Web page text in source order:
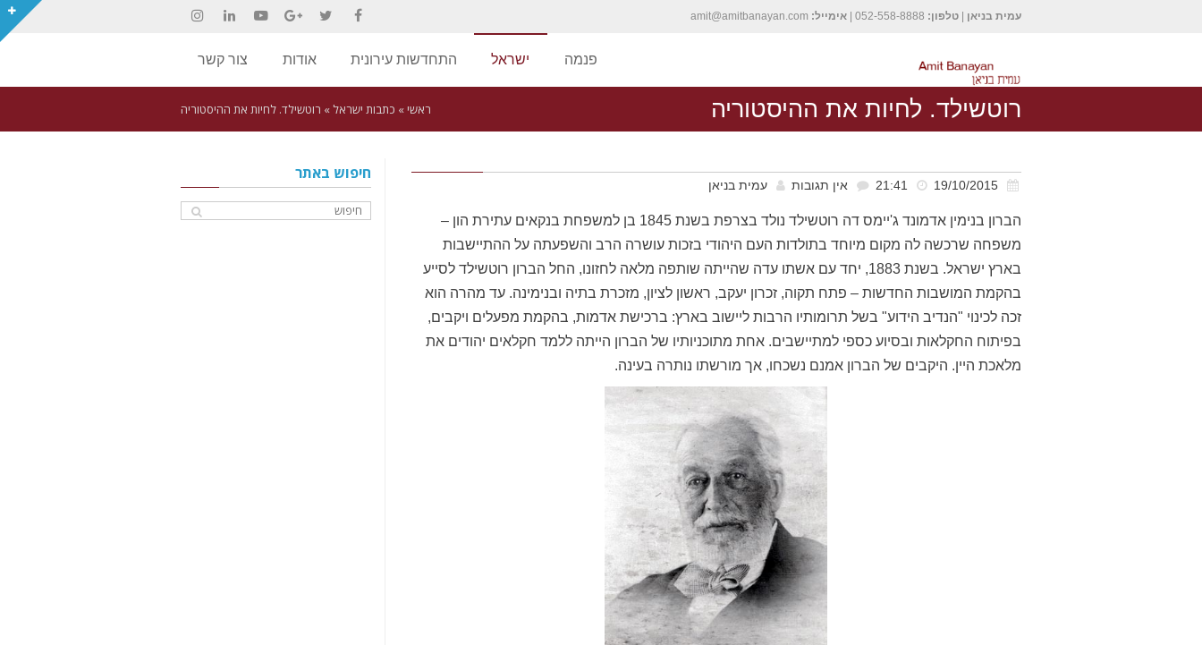
עמית בניאן טלפון: אימייל: amit@amitbanayan.com
פנמה ישראל התחדשות עירונית אודות צור קשר
רוטשילד. לחיות את ההיסטוריה ראשי » כתבות ישראל » רוטשילד. לחיות את ההיסטוריה
אין תגובות עמית בניאן
הברון בנימין אדמונד ג'יימס דה רוטשילד נולד בצרפת בשנת 1845 בן למשפחת בנקאים עתירת הון –
משפחה שרכשה לה מקום מיוחד בתולדות העם היהודי בזכות עושרה הרב והשפעתה על ההתיישבות
בארץ ישראל. בשנת 1883, יחד עם אשתו עדה שהייתה שותפה מלאה לחזונו, החל הברון רוטשילד לסייע
בהקמת המושבות החדשות – פתח תקוה, זכרון יעקב, ראשון לציון, מזכרת בתיה ובנימינה. עד מהרה הוא
זכה לכינוי "הנדיב הידוע" בשל תרומותיו הרבות ליישוב בארץ: ברכישת אדמות, בהקמת מפעלים ויקבים,
בפיתוח החקלאות ובסיוע כספי למתיישבים. אחת מתוכניותיו של הברון הייתה ללמד חקלאים יהודים את
מלאכת היין. היקבים של הברון אמנם נשכחו, אך מורשתו נותרה בעינה.
חיפוש באתר